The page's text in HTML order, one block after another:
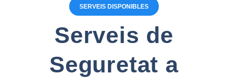
SERVEIS DISPONIBLES
Serveis de
Seguretat a